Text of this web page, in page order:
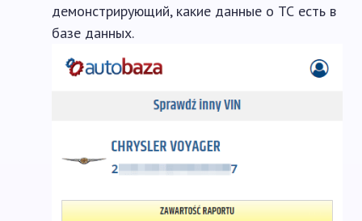
демонстрирующий, какие данные о ТС есть в
базе данных.